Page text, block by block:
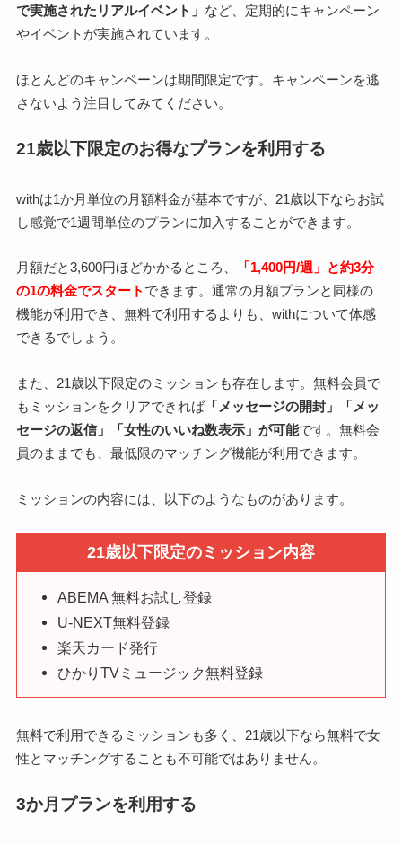
で実施されたリアルイベント」 など、定期的にキャンペーン
やイベントが実施されています。
ほとんどのキャンペーンは期間限定です。キャンペーンを逃
さないよう注目してみてください。
21歳以下限定のお得なプランを利用する
withは1か月単位の月額料金が基本ですが、21歳以下ならお試
し感覚で1週間単位のプランに加入することができます。
月額だと3,600円ほどかかるところ、
「1,400円/週」と約3分
の1の料金でスタート できます。通常の月額プランと同様の
機能が利用でき、無料で利用するよりも、withについて体感
できるでしょう。
また、21歳以下限定のミッションも存在します。無料会員で
もミッションをクリアできれば「メッセージの開封」「メッ
セージの返信」「女性のいいね数表示」が可能です。無料会
員のままでも、最低限のマッチング機能が利用できます。
ミッションの内容には、以下のようなものがあります。
21歳以下限定のミッション内容
ABEMA 無料お試し登録
U-NEXT無料登録
楽天カード発行
ひかりTVミュージック無料登録
無料で利用できるミッションも多く、21歳以下なら無料で女
性とマッチングすることも不可能ではありません。
3か月プランを利用する